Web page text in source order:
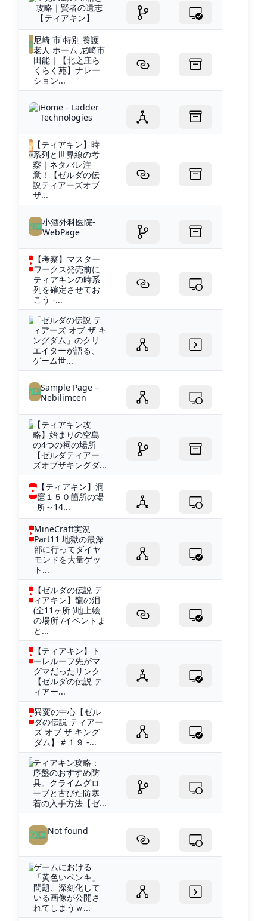
攻略｜賢者の遺志
【ティアキン】
尼崎 市 特別 養護
老人 ホーム 尼崎市
田能｜【北之庄ら
くらく苑】ナレー
ション...
Home - Ladder
Technologies
【ティアキン】時
系列と世界線の考
察｜ネタバレ注
意！【ゼルダの伝
説ティアーズオブ
ザ...
小酒外科医院-
WebPage
【考察】マスター
ワークス発売前に
ティアキンの時系
列を確定させてお
こう -...
「ゼルダの伝説 テ
ィアーズ オブ ザ キ
ングダム」のクリ
エイターが語る、
ゲーム世...
Sample Page –
Nebilimcen
【ティアキン攻
略】始まりの空島
の4つの祠の場所
【ゼルダティアー
ズオブザキングダ...
【ティアキン】洞
窟１５０箇所の場
所～14...
MineCraft実況
Part11 地獄の最深
部に行ってダイヤ
モンドを大量ゲッ
ト...
【ゼルダの伝説 テ
ィアキン】龍の泪
(全11ヶ所 )地上絵
の場所 /イベントま
と...
【ティアキン】ト
ーレルーフ先がマ
グマだったリンク
【ゼルダの伝説 テ
ィアー...
異変の中心【ゼル
ダの伝説 ティアー
ズ オブ ザ キング
ダム】＃１９ -...
ティアキン攻略：
序盤のおすすめ防
具。クライムグロ
ーブと古びた防寒
着の入手方法【ゼ...
Not found
ゲームにおける
「黄色いペンキ」
問題、深刻化して
いる画像が公開さ
れてしまうｗ...